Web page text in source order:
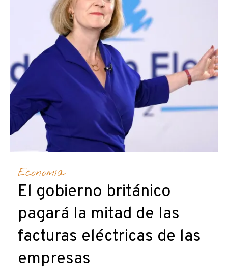
Economía
El gobierno británico
pagará la mitad de las
facturas eléctricas de las
empresas